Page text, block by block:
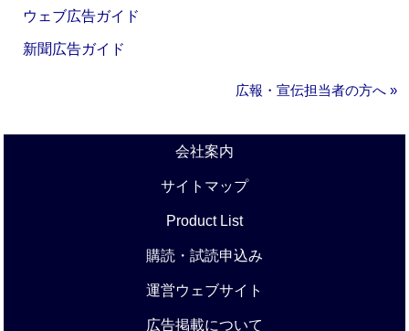
ウェブ広告ガイド
新聞広告ガイド
広報・宣伝担当者の方へ »
会社案内
サイトマップ
Product List
購読・試読申込み
運営ウェブサイト
広告掲載について